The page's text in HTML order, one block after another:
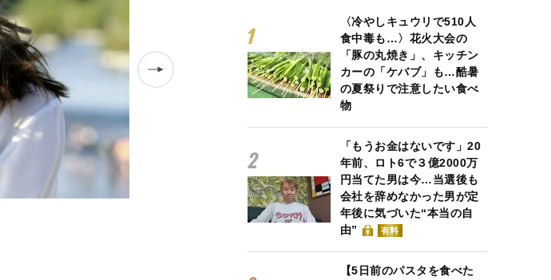
〈冷やしキュウリで510人
食中毒も…〉花火大会の
「豚の丸焼き」、キッチン
カーの「ケバブ」も…酷暑
の夏祭りで注意したい食べ
物
「もうお金はないです」20
年前、ロト6で３億2000万
円当てた男は今…当選後も
会社を辞めなかった男が定
年後に気づいた“本当の自
由”
有料
【5日前のパスタを食べた